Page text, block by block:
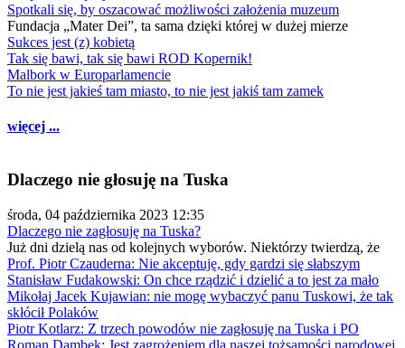
Spotkali się, by oszacować możliwości założenia muzeum
Fundacja „Mater Dei”, ta sama dzięki której w dużej mierze
Sukces jest (z) kobietą
Tak się bawi, tak się bawi ROD Kopernik!
Malbork w Europarlamencie
To nie jest jakieś tam miasto, to nie jest jakiś tam zamek
więcej ...
Dlaczego nie głosuję na Tuska
środa, 04 października 2023 12:35
Dlaczego nie zagłosuję na Tuska?
Już dni dzielą nas od kolejnych wyborów. Niektórzy twierdzą, że
Prof. Piotr Czauderna: Nie akceptuję, gdy gardzi się słabszym
Stanisław Fudakowski: On chce rządzić i dzielić a to jest za mało
Mikołaj Jacek Kujawian: nie mogę wybaczyć panu Tuskowi, że tak
skłócił Polaków
Piotr Kotlarz: Z trzech powodów nie zagłosuję na Tuska i PO